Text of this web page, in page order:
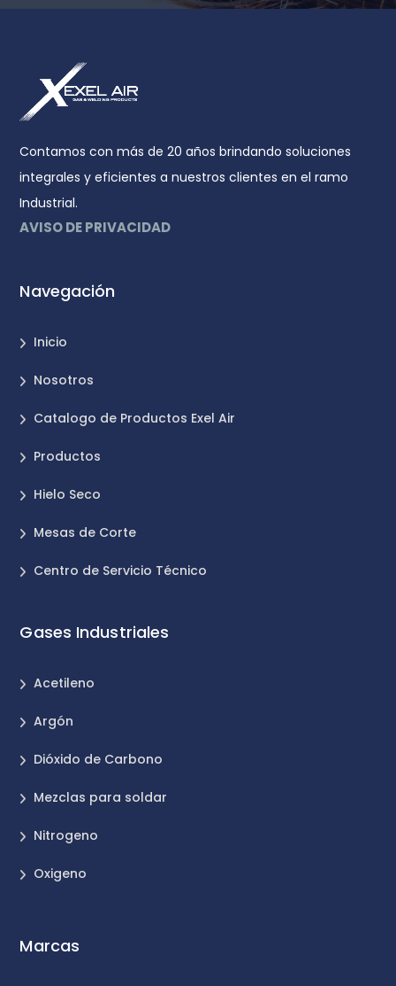
Contamos con más de 20 años brindando soluciones
integrales y eficientes a nuestros clientes en el ramo
Industrial.
AVISO DE PRIVACIDAD
Navegación
Inicio
Nosotros
Catalogo de Productos Exel Air
Productos
Hielo Seco
Mesas de Corte
Centro de Servicio Técnico
Gases Industriales
Acetileno
Argón
Dióxido de Carbono
Mezclas para soldar
Nitrogeno
Oxigeno
Marcas